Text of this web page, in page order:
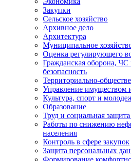
Закупки
Сельское хозяйство
Архивное дело
Архитектура
Муниципальное
Оценка регулирующего
Гражданская оборона, ЧС
безопасность
Территориально-
Управление имуществом
Культура, спорт и
Образование
Труд и социальная
Работы по снижению
населения
Контроль в сфере закупок
Защита персональных